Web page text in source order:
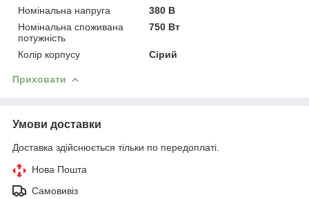
Номінальна напруга
380 В
Номінальна споживана
потужність
750 Вт
Колір корпусу Сірий
Приховати
Умови доставки
Доставка здійснюється тільки по передоплаті.
Нова Пошта
Самовивіз